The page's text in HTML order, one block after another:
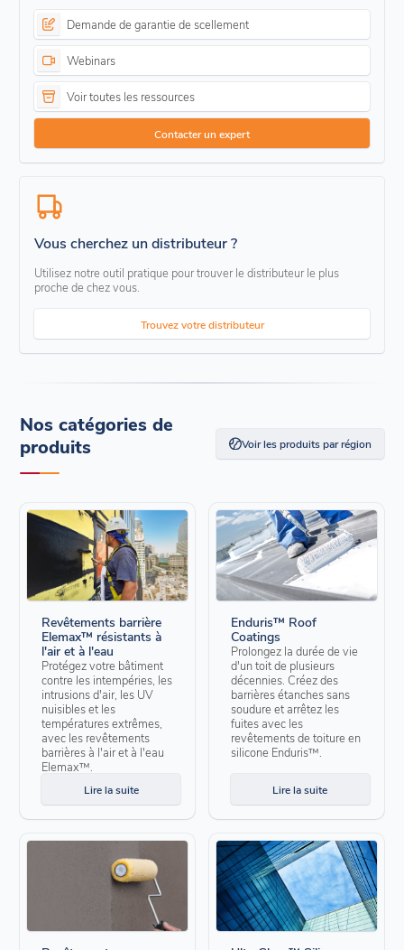
Demande de garantie de scellement
Webinars
Voir toutes les ressources
Contacter un expert
Vous cherchez un distributeur ?
Utilisez notre outil pratique pour trouver le distributeur le plus
proche de chez vous.
Trouvez votre distributeur
Nos catégories de
produits
Voir les produits par région
Revêtements barrière
Elemax™ résistants à
l'air et à l'eau
Protégez votre bâtiment
contre les intempéries, les
intrusions d'air, les UV
nuisibles et les
températures extrêmes,
avec les revêtements
barrières à l'air et à l'eau
Elemax™.
Lire la suite
Enduris™ Roof
Coatings
Prolongez la durée de vie
d'un toit de plusieurs
décennies. Créez des
barrières étanches sans
soudure et arrêtez les
fuites avec les
revêtements de toiture en
silicone Enduris™.
Lire la suite